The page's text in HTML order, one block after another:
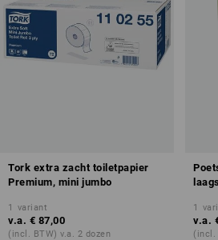
Tork extra zacht toiletpapier
Premium, mini jumbo
1 variant
v.a. € 87,00
(incl. BTW) v.a. 2 dozen
1
v.a.
(incl.